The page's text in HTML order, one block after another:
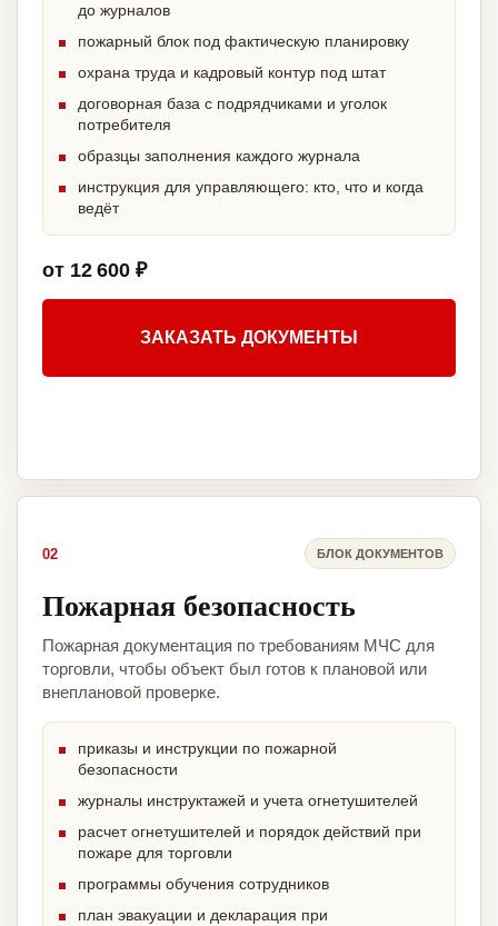
до журналов
пожарный блок под фактическую планировку
охрана труда и кадровый контур под штат
договорная база с подрядчиками и уголок
потребителя
образцы заполнения каждого журнала
инструкция для управляющего: кто, что и когда
ведёт
от 12 600 ₽
ЗАКАЗАТЬ ДОКУМЕНТЫ
02 БЛОК ДОКУМЕНТОВ
Пожарная безопасность
Пожарная документация по требованиям МЧС для
торговли, чтобы объект был готов к плановой или
внеплановой проверке.
приказы и инструкции по пожарной
безопасности
журналы инструктажей и учета огнетушителей
расчет огнетушителей и порядок действий при
пожаре для торговли
программы обучения сотрудников
план эвакуации и декларация при